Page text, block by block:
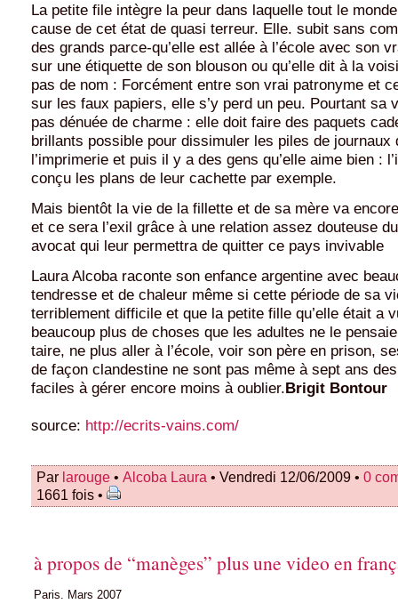
La petite file intègre la peur dans laquelle tout le
cause de cet état de quasi terreur. Elle. subit sans
des grands parce-qu’elle est allée à l’école avec son
sur une étiquette de son blouson ou qu’elle dit à la
pas de nom : Forcément entre son vrai patronyme et
sur les faux papiers, elle s’y perd un peu. Pourtant sa
pas dénuée de charme : elle doit faire des paquets
brillants possible pour dissimuler les piles de journaux
l’imprimerie et puis il y a des gens qu’elle aime bien :
conçu les plans de leur cachette par exemple.
Mais bientôt la vie de la fillette et de sa mère va
et ce sera l’exil grâce à une relation assez douteuse
avocat qui leur permettra de quitter ce pays invivable
Laura Alcoba raconte son enfance argentine avec
tendresse et de chaleur même si cette période de sa
terriblement difficile et que la petite fille qu’elle était a
beaucoup plus de choses que les adultes ne le
taire, ne plus aller à l’école, voir son père en prison,
de façon clandestine ne sont pas même à sept ans
faciles à gérer encore moins à oublier.Brigit Bontour
source: http://ecrits-vains.com/
Par larouge • Alcoba Laura • Vendredi 12/06/2009 • 0
1661 fois •
à propos de “manèges” plus une video en
Paris. Mars 2007